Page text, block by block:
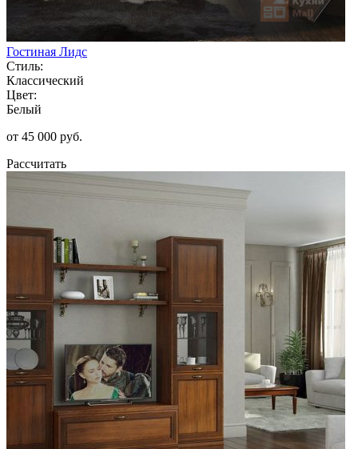
Гостиная Лидс
Стиль:
Классический
Цвет:
Белый
от 45 000 руб.
Рассчитать